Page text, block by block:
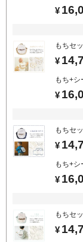
¥
もちセ
¥
もち+シ
¥
もちセ
¥
もち+シ
¥
もちセ
¥